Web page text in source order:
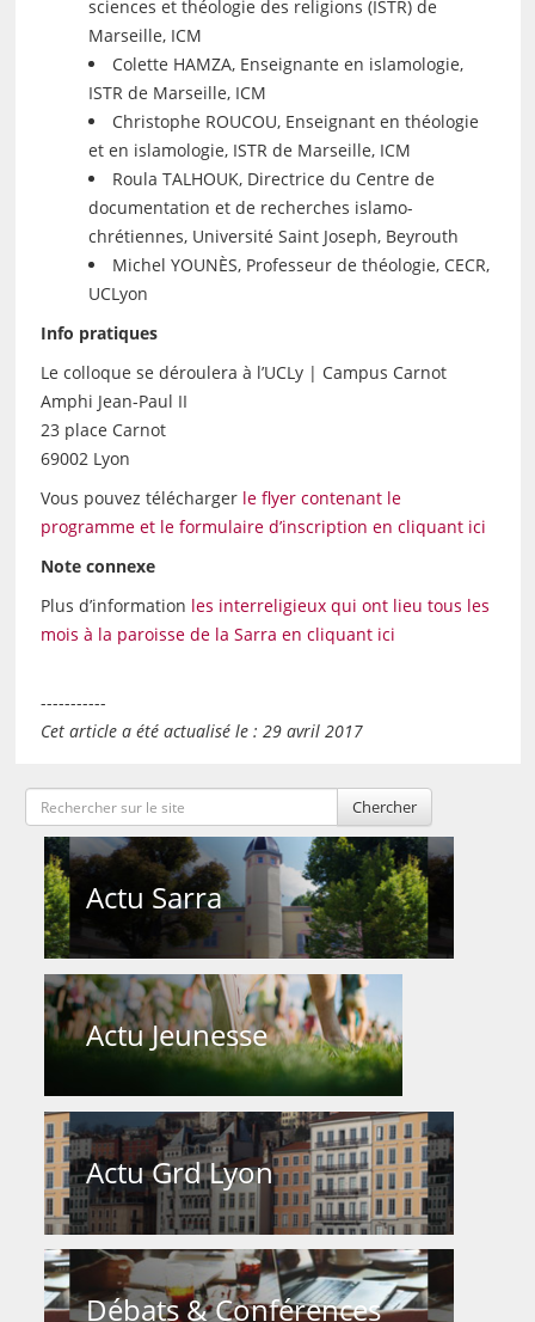
sciences et théologie des religions (ISTR) de
Marseille, ICM
Colette HAMZA, Enseignante en islamologie,
ISTR de Marseille, ICM
Christophe ROUCOU, Enseignant en théologie
et en islamologie, ISTR de Marseille, ICM
Roula TALHOUK, Directrice du Centre de
documentation et de recherches islamo-
chrétiennes, Université Saint Joseph, Beyrouth
Michel YOUNÈS, Professeur de théologie, CECR,
UCLyon
Info pratiques
Le colloque se déroulera à l’UCLy | Campus Carnot
Amphi Jean-Paul II
23 place Carnot
69002 Lyon
Vous pouvez téléchargerle flyer contenant le
programme et le formulaire d’inscription en cliquant ici
Note connexe
Plus d’information les interreligieux qui ont lieu tous les
mois à la paroisse de la Sarra en cliquant ici
-----------
Cet article a été actualisé le : 29 avril 2017
Chercher
Actu Sarra
Actu Jeunesse
Actu Grd Lyon
Débats & Conférences